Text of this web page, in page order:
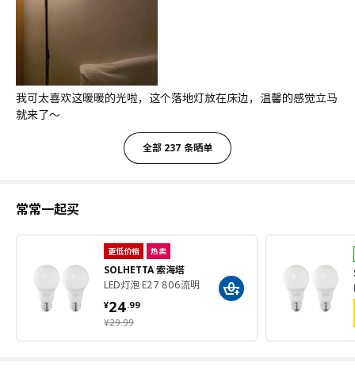
我可太喜欢这暖暖的光啦，这个落地灯放在床边，温馨的感觉立马
就来了～
全部 237 条晒单
常常一起买
更低价格 热卖
SOLHETTA 索海塔
LED灯泡 E27 806流明
¥29.99
¥ 29.99
¥24.99
¥ 24.99